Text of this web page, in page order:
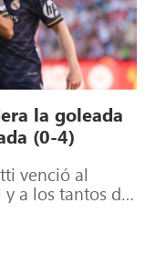
la goleada
(0-4)
venció al
a los tantos de